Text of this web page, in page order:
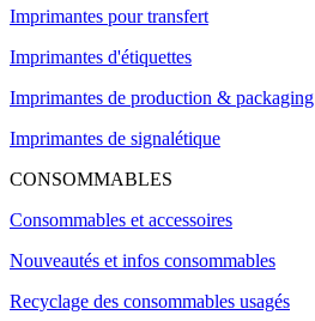
Imprimantes pour transfert
Imprimantes d'étiquettes
Imprimantes de production & packaging
Imprimantes de signalétique
CONSOMMABLES
Consommables et accessoires
Nouveautés et infos consommables
Recyclage des consommables usagés